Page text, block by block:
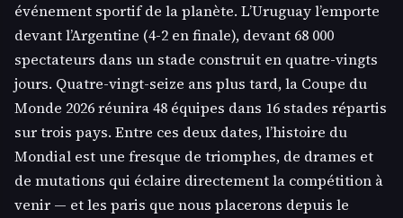
événement sportif de la planète. L’Uruguay l’emporte
devant l’Argentine (4-2 en finale), devant 68 000
spectateurs dans un stade construit en quatre-vingts
jours. Quatre-vingt-seize ans plus tard, la Coupe du
Monde 2026 réunira 48 équipes dans 16 stades répartis
sur trois pays. Entre ces deux dates, l’histoire du
Mondial est une fresque de triomphes, de drames et
de mutations qui éclaire directement la compétition à
venir — et les paris que nous placerons depuis le